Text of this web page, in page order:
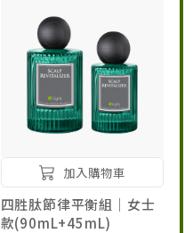
加入購物車
四胜肽節律平衡組｜女士
款(90mL+45mL)